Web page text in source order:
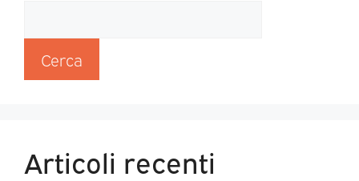
Cerca
Articoli recenti